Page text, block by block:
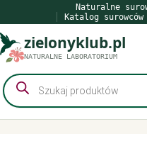
do
treści
Naturalne
Katalog
zielonyklub.pl
NATURALNE LABORATORIUM
Wyszukiwarka
produktów